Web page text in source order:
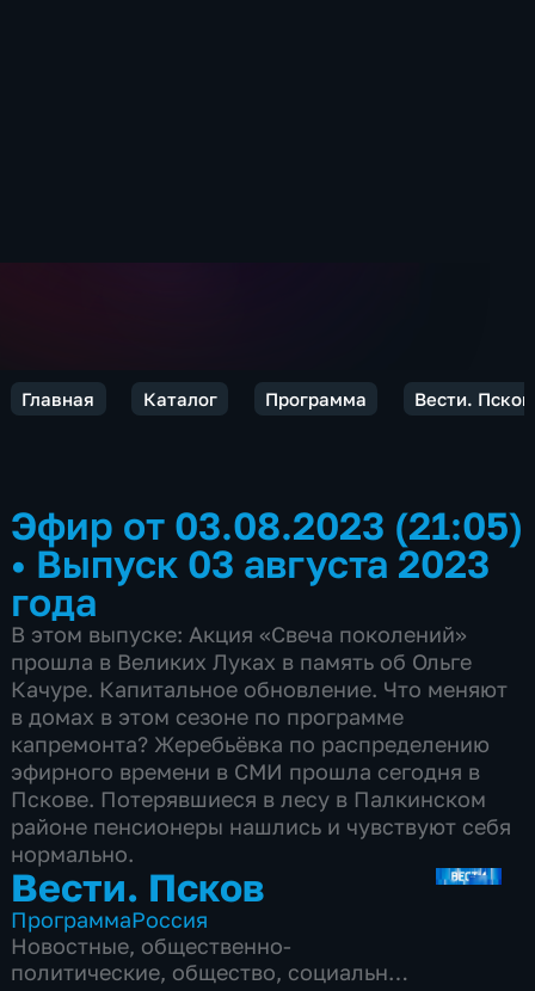
Главная Каталог Программа Вести. Псков
Эфир от 03.08.2023 (21:05)
• Выпуск 03 августа 2023
года
В этом выпуске: Акция «Свеча поколений»
прошла в Великих Луках в память об Ольге
Качуре. Капитальное обновление. Что меняют
в домах в этом сезоне по программе
капремонта? Жеребьёвка по распределению
эфирного времени в СМИ прошла сегодня в
Пскове. Потерявшиеся в лесу в Палкинском
районе пенсионеры нашлись и чувствуют себя
нормально.
Вести. Псков
ПрограммаРоссия
Новостные, общественно-
политические, общество, социально-